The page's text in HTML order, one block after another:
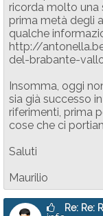
ricorda molto una
prima metà degli
qualche
http://
del-brabante-
Insomma, oggi
sia già successo
riferimenti, prima
cose che ci
Saluti
Maurilio
Re: Re: